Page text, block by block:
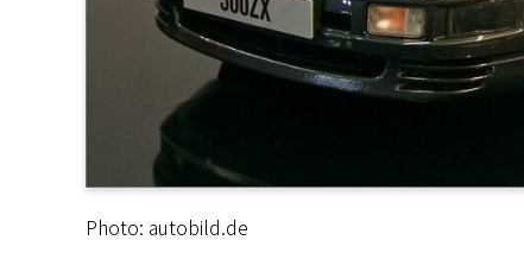
Photo: autobild.de